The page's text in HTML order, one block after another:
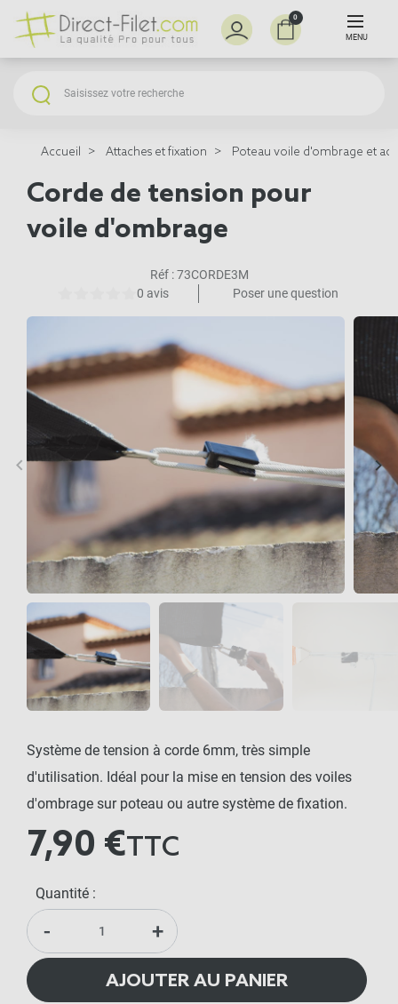
0
MENU
Accueil Attaches et fixation Poteau voile d'ombrage et
Corde de tension pour
voile d'ombrage
Réf :73CORDE3M
0 avis
Poser une question
Précédent
keyboard_arrow_left keyboard_arrow_right
Système de tension à corde 6mm, très simple
d'utilisation. Idéal pour la mise en tension des voiles
d'ombrage sur poteau ou autre système de fixation.
7,90 €TTC
Quantité :
- +
AJOUTER AU PANIER